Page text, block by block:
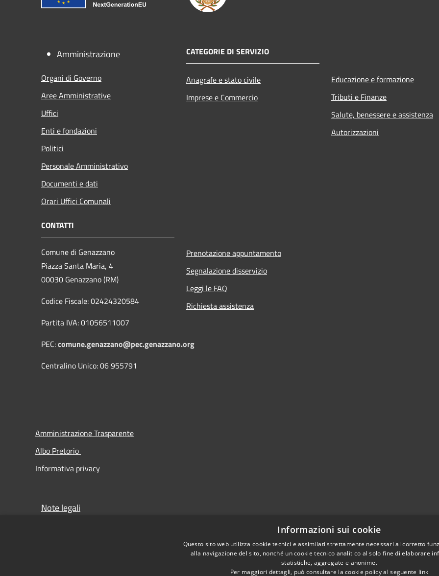
Amministrazione
Organi di Governo
Aree Amministrative
Uffici
Enti e fondazioni
Politici
Personale Amministrativo
Documenti e dati
Orari Uffici Comunali
CATEGORIE DI SERVIZIO
Anagrafe e stato civile
Imprese e Commercio
Educazione e formazione
Tributi e Finanze
Salute, benessere e assistenza
Autorizzazioni
CONTATTI
Comune di Genazzano
Piazza Santa Maria, 4
00030 Genazzano (RM)
Codice Fiscale: 02424320584
Partita IVA: 01056511007
PEC:comune.genazzano@pec.genazzano.org
Centralino Unico: 06 955791
Prenotazione appuntamento
Segnalazione disservizio
Leggi le FAQ
Richiesta assistenza
Amministrazione Trasparente
Albo Pretorio
Informativa privacy
Note legali
Informazioni sui cookie
Questo sito web utilizza cookie tecnici e assimilati strettamente necessari al corretto
alla navigazione del sito, nonché un cookie tecnico analitico al solo fine di elaborare
statistiche, aggregate e anonime.
Per maggiori dettagli, può consultare la cookie policy al seguente link